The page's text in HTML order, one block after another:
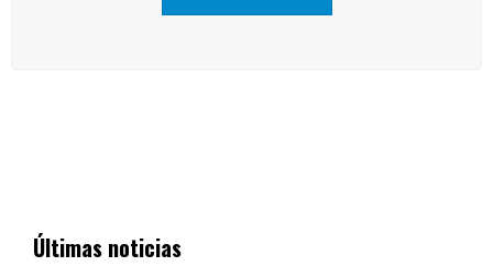
Últimas noticias